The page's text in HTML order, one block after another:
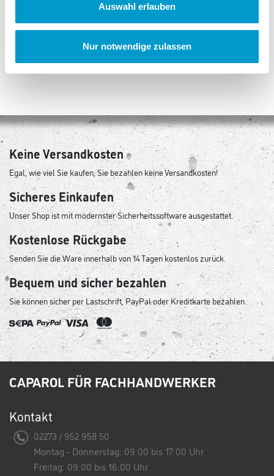
Auswahl erlauben
Nur notwendige zulassen
1 2 3 ... 28
Keine Versandkosten
Egal, wie viel Sie kaufen, Sie bezahlen keine Versandkosten!
Sicheres Einkaufen
Unser Shop ist mit modernster Sicherheitssoftware ausgestattet.
Kostenlose Rückgabe
Senden Sie die Ware innerhalb von 14 Tagen kostenlos zurück.
Bequem und sicher bezahlen
Sie können sicher per Lastschrift, PayPal oder Kreditkarte bezahlen.
CAPAROL FÜR FACHHANDWERKER
Kontakt
02273 / 952 958 50
Montag - Donnerstag: 09:00 bis 17:00 Uhr
Freitag: 09:00 bis 16:00 Uhr